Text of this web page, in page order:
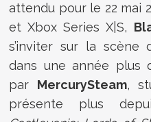
attendu pour le 22 mai
et Xbox Series X|S,
s’inviter sur la scène
dans une année plus
par MercurySteam,
présente plus